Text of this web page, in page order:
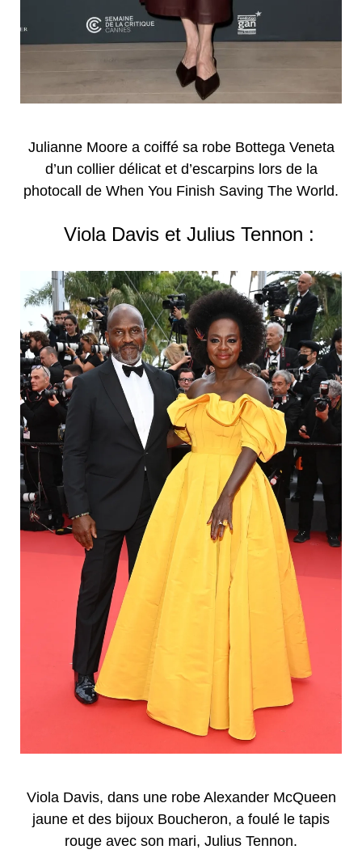
Julianne Moore a coiffé sa robe Bottega Veneta
d’un collier délicat et d’escarpins lors de la
photocall de When You Finish Saving The World.
Viola Davis et Julius Tennon :
Viola Davis, dans une robe Alexander McQueen
jaune et des bijoux Boucheron, a foulé le tapis
rouge avec son mari, Julius Tennon.